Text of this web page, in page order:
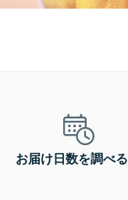
お届け日数を調べる